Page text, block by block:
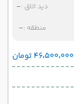
دید اتاق :-
منطقه :-
۴۶٬۵۰۰٬۰۰۰ تومان